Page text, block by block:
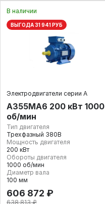
В наличии
ВЫГОДА 31 941 РУБ
Электродвигатели серии А
А355MА6 200 кВт 1000
об/мин
Тип двигателя
Трехфазный 380В
Мощность двигателя
200 кВт
Обороты двигателя
1000 об/мин
Диаметр вала
100 мм
606 872 ₽
638 813 ₽